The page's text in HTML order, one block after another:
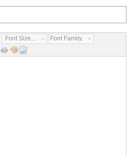
Font Size...
Font Family...